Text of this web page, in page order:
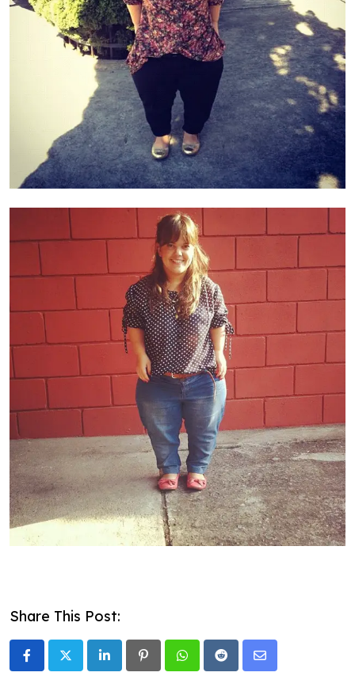
Share This Post:
LinkedInPinterestWhatsappRedditShare